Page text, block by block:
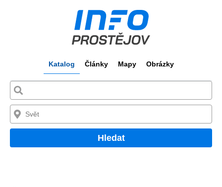
Katalog Články Mapy Obrázky
Hledat